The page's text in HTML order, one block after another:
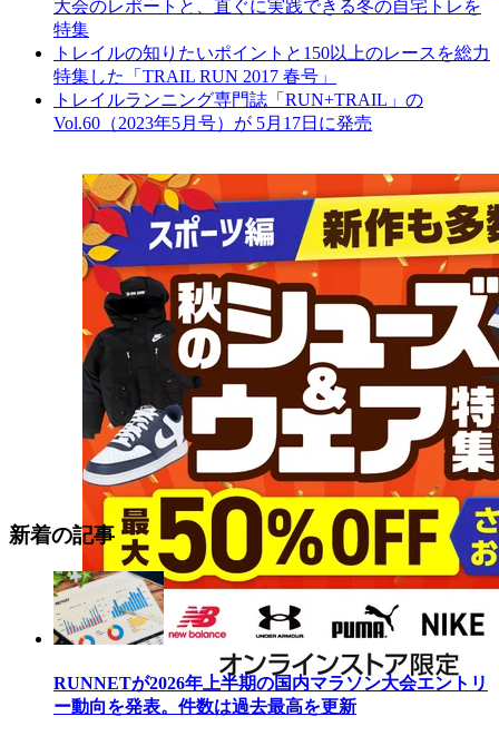
大会のレポートと、直ぐに実践できる冬の自宅トレを
特集
トレイルの知りたいポイントと150以上のレースを総力
特集した「TRAIL RUN 2017 春号」
トレイルランニング専門誌「RUN+TRAIL」の
Vol.60（2023年5月号）が 5月17日に発売
新着の記事
RUNNETが2026年上半期の国内マラソン大会エントリ
ー動向を発表。件数は過去最高を更新